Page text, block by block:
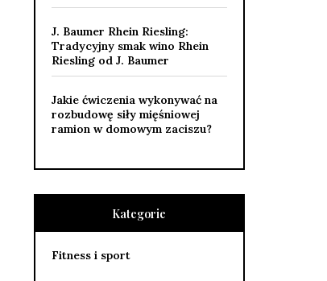
J. Baumer Rhein Riesling:
Tradycyjny smak wino Rhein
Riesling od J. Baumer
Jakie ćwiczenia wykonywać na
rozbudowę siły mięśniowej
ramion w domowym zaciszu?
Kategorie
Fitness i sport